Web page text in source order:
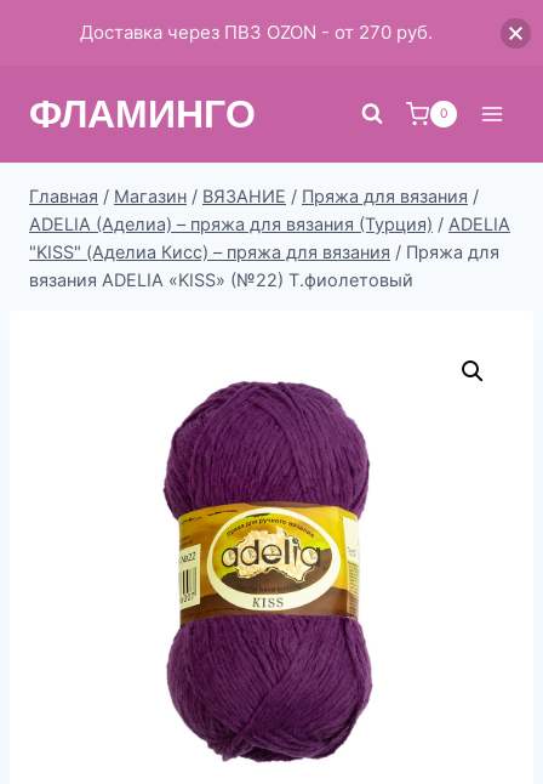
ФЛАМИНГО 0
Главная / Магазин / ВЯЗАНИЕ / Пряжа для вязания /
ADELIA (Аделиа) – пряжа для вязания (Турция) / ADELIA
"KISS" (Аделиа Кисс) – пряжа для вязания / Пряжа для
вязания ADELIA «KISS» (№22) Т.фиолетовый
Доставка через ПВЗ OZON - от 270 руб.